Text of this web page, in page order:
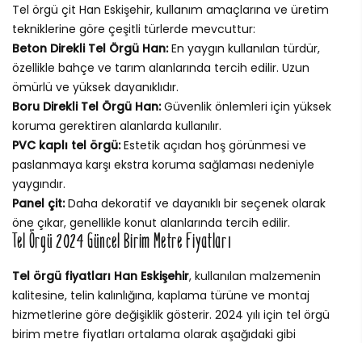
Tel örgü çit Han Eskişehir, kullanım amaçlarına ve üretim
tekniklerine göre çeşitli türlerde mevcuttur:
Beton Direkli Tel Örgü Han:En yaygın kullanılan türdür,
özellikle bahçe ve tarım alanlarında tercih edilir. Uzun
ömürlü ve yüksek dayanıklıdır.
Boru Direkli Tel Örgü Han:Güvenlik önlemleri için yüksek
koruma gerektiren alanlarda kullanılır.
PVC kaplı tel örgü:Estetik açıdan hoş görünmesi ve
paslanmaya karşı ekstra koruma sağlaması nedeniyle
yaygındır.
Panel çit:Daha dekoratif ve dayanıklı bir seçenek olarak
öne çıkar, genellikle konut alanlarında tercih edilir.
Tel Örgü 2024 Güncel Birim Metre Fiyatları
Tel örgü fiyatları Han Eskişehir, kullanılan malzemenin
kalitesine, telin kalınlığına, kaplama türüne ve montaj
hizmetlerine göre değişiklik gösterir. 2024 yılı için tel örgü
birim metre fiyatları ortalama olarak aşağıdaki gibi